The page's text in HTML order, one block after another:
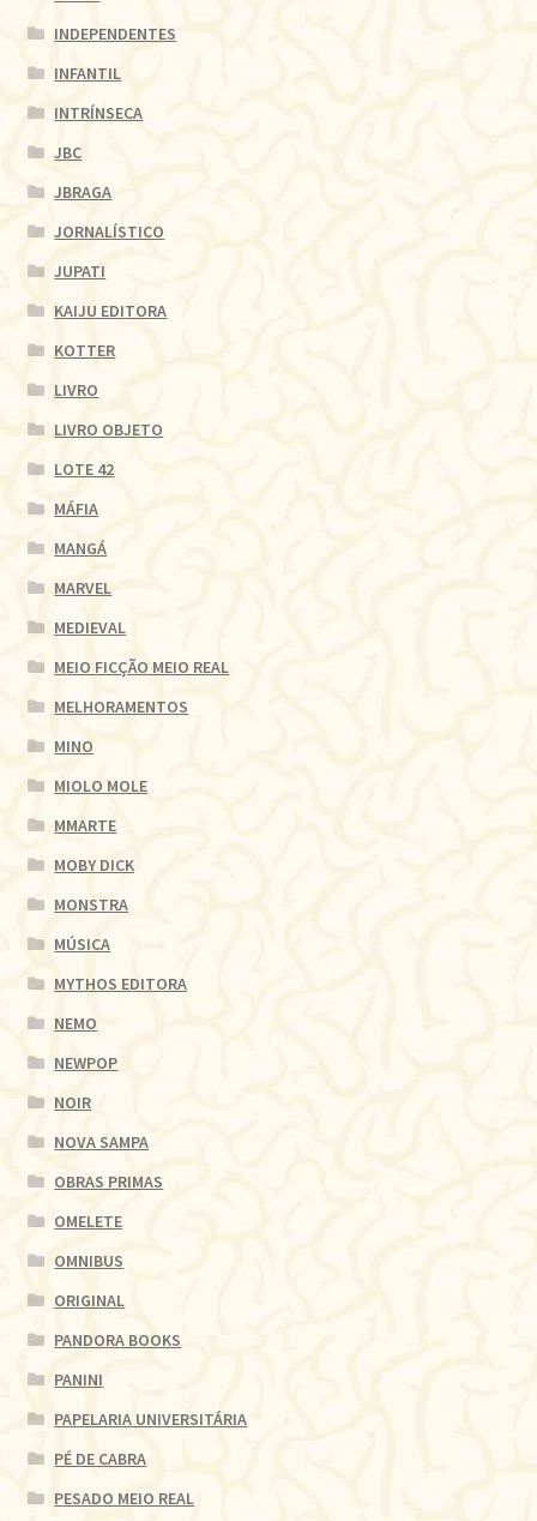
INDEPENDENTES
INFANTIL
INTRÍNSECA
JBC
JBRAGA
JORNALÍSTICO
JUPATI
KAIJU EDITORA
KOTTER
LIVRO
LIVRO OBJETO
LOTE 42
MÁFIA
MANGÁ
MARVEL
MEDIEVAL
MEIO FICÇÃO MEIO REAL
MELHORAMENTOS
MINO
MIOLO MOLE
MMARTE
MOBY DICK
MONSTRA
MÚSICA
MYTHOS EDITORA
NEMO
NEWPOP
NOIR
NOVA SAMPA
OBRAS PRIMAS
OMELETE
OMNIBUS
ORIGINAL
PANDORA BOOKS
PANINI
PAPELARIA UNIVERSITÁRIA
PÉ DE CABRA
PESADO MEIO REAL